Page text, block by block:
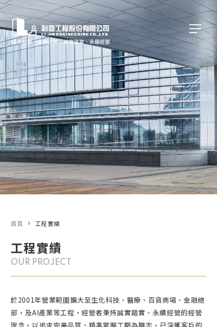
工程實績
OUR PROJECT
於2001年營業範圍擴大至生化科技、醫療、百貨商場、金融總
部，及AI產業等工程，經營者秉持誠實踏實、永續經營的經營
理念，以追求完美品質、精準掌握工期為職志，已深獲客戶的
首頁 工程實績